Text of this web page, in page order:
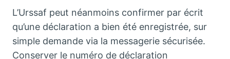
L’Urssaf peut néanmoins confirmer par écrit
qu’une déclaration a bien été enregistrée, sur
simple demande via la messagerie sécurisée.
Conserver le numéro de déclaration